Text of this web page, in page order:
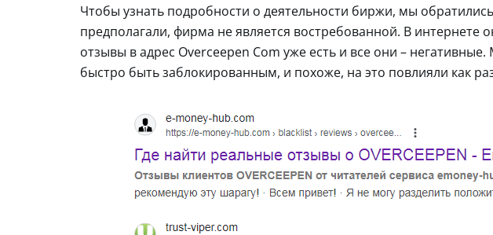
Чтобы узнать подробности о деятельности биржи, мы
предполагали, фирма не является востребованной. В интернете
отзывы в адрес Overceepen Com уже есть и все они –
быстро быть заблокированным, и похоже, на это повлияли как